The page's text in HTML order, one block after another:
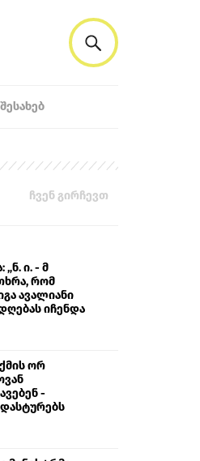
ჩვენ გირჩევთ
ი. - მ
რომ
ავალიანი
იჩენდა
ორ
-